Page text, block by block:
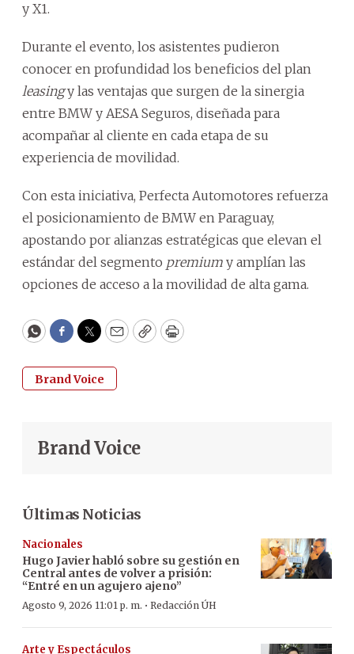
y X1.
Durante el evento, los asistentes pudieron
conocer en profundidad los beneficios del plan
leasingy las ventajas que surgen de la sinergia
entre BMW y AESA Seguros, diseñada para
acompañar al cliente en cada etapa de su
experiencia de movilidad.
Con esta iniciativa, Perfecta Automotores refuerza
el posicionamiento de BMW en Paraguay,
apostando por alianzas estratégicas que elevan el
estándar del segmento premium y amplían las
opciones de acceso a la movilidad de alta gama.
WhatsApp
Facebook
Twitter
EmailCopyPrint
Brand Voice
Brand Voice
Últimas Noticias
Nacionales
Hugo Javier habló sobre su gestión en
Central antes de volver a prisión:
“Entré en un agujero ajeno”
Agosto 9, 2026 11:01 p. m. · Redacción ÚH
Arte y Espectáculos